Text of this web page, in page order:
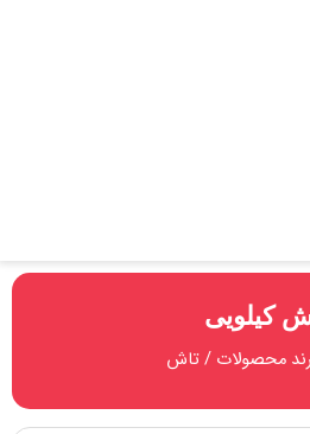
کیلویی
محصولات / تاش